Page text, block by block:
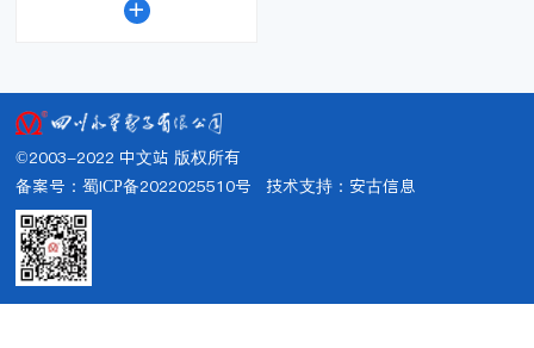

©2003-2022 中文站 版权所有
备案号：蜀ICP备2022025510号 技术支持： 安古信息